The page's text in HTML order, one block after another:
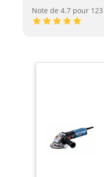
Note de 4.7 pour